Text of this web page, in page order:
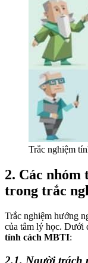
Trắc nghiệm
2. Các nhóm
trong trắc
Trắc nghiệm hướng
của tâm lý học. Dưới
tính cách MBTI:
2.1. Người trách